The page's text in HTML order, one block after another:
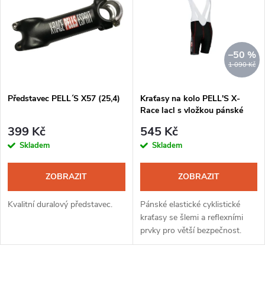
e
n
p
r
o
d
Abecedně
p
s
p
r
d
u
Představec PELL´S X57 (25,4)
399 Kč
Skladem
ZOBRAZIT
Kvalitní duralový představec.
1 090 Kč
–50 %
Kraťasy na kolo PELL'S X-
Race lacl s vložkou pánské
545 Kč
Skladem
ZOBRAZIT
Pánské elastické cyklistické
kraťasy se šlemi a reflexními
prvky pro větší bezpečnost.